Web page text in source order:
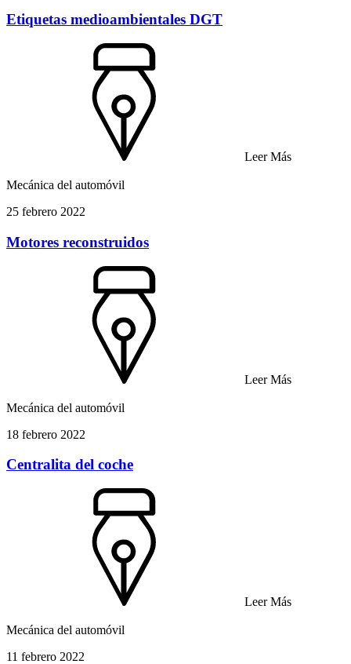
Etiquetas medioambientales DGT
Leer Más
Mecánica del automóvil
25 febrero 2022
Motores reconstruidos
Leer Más
Mecánica del automóvil
18 febrero 2022
Centralita del coche
Leer Más
Mecánica del automóvil
11 febrero 2022